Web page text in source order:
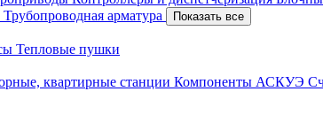
Трубопроводная арматура Показать все
Тепловые пушки
квартирные станции Компоненты АСКУЭ